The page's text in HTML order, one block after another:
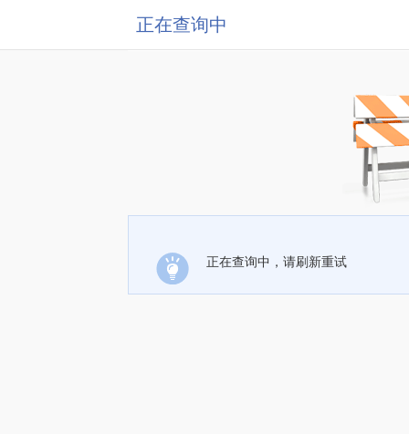
正在查询中
正在查询中，请刷新重试